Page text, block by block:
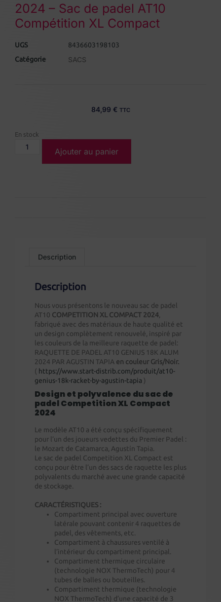
2024 – Sac de padel AT10
Compétition XL Compact
UGS
8436603198103
Catégorie
SACS
84,99 € TTC
En stock
Ajouter au panier
Description
Description
Nous vous présentons le nouveau sac de padel
AT10 COMPETITION XL COMPACT 2024
fabriqué avec des matériaux de haute qualité et
un design complètement renouvelé, inspiré par
les couleurs de la meilleure raquette de padel:
RAQUETTE DE PADEL AT10 GENIUS 18K ALUM
2024 PAR AGUSTIN TAPIA en couleur Gris/Noir.
( https://www.start-distrib.com/produit/at10-
genius-18k-racket-by-agustin-tapia )
Design et polyvalence du sac de
padel Competition XL Compact
2024
Le modèle AT10 a été conçu spécifiquement
pour l’un des joueurs vedettes du Premier Padel :
le Mozart de Catamarca, Agustín Tapia.
Le sac de padel Competition XL Compact est
conçu pour être l’un des sacs de raquette les plus
polyvalents du marché avec une grande capacité
de stockage.
CARACTÉRISTIQUES :
Compartiment principal avec ouverture
latérale pouvant contenir 4 raquettes de
padel, des vêtements, etc.
Compartiment à chaussures ventilé à
l’intérieur du compartiment principal.
Compartiment thermique circulaire
(technologie NOX ThermoTech) pour 4
tubes de balles ou bouteilles.
Compartiment thermique (technologie
NOX ThermoTech) d’une capacité de 3